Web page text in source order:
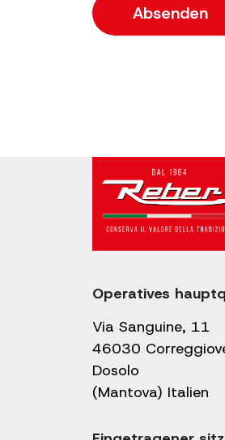
Operatives
Via Sanguine, 11
46030
Dosolo
(Mantova) Italien